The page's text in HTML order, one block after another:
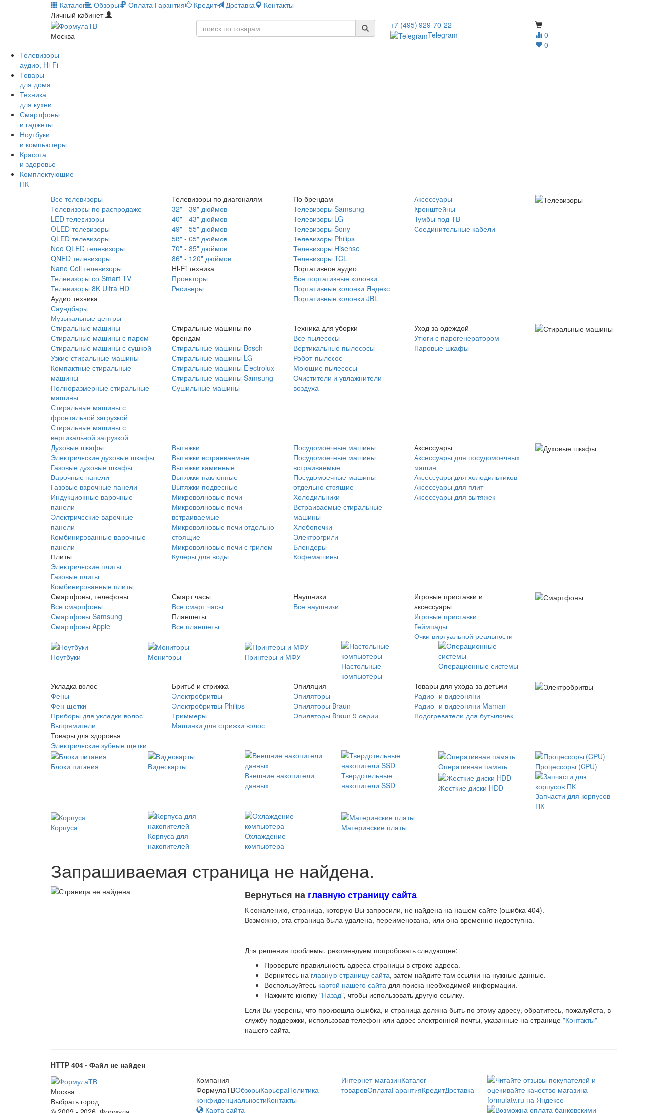
Каталог Обзоры Оплата Гарантия Кредит Доставка
Контакты
Личный кабинет
Москва
0
0
+7 (495) 929-70-22
Telegram
Телевизоры
аудио, Hi-Fi
Товары
для дома
Техника
для кухни
Смартфоны
и гаджеты
Ноутбуки
и компьютеры
Красота
и здоровье
Комплектующие
ПК
Все телевизоры
Телевизоры по распродаже
LED телевизоры
OLED телевизоры
QLED телевизоры
Neo QLED телевизоры
QNED телевизоры
Nano Cell телевизоры
Телевизоры со Smart TV
Телевизоры 8K Ultra HD
Аудио техника
Саундбары
Музыкальные центры
Телевизоры по диагоналям
32" - 39" дюймов
40" - 43" дюймов
49" - 55" дюймов
58" - 65" дюймов
70" - 85" дюймов
86" - 120" дюймов
Hi-Fi техника
Проекторы
Ресиверы
По брендам
Телевизоры Samsung
Телевизоры LG
Телевизоры Sony
Телевизоры Philips
Телевизоры Hisense
Телевизоры TCL
Портативное аудио
Все портативные колонки
Портативные колонки Яндекс
Портативные колонки JBL
Аксессуары
Кронштейны
Тумбы под ТВ
Соединительные кабели
Стиральные машины
Стиральные машины с паром
Стиральные машины с сушкой
Узкие стиральные машины
Компактные стиральные
машины
Полноразмерные стиральные
машины
Стиральные машины с
фронтальной загрузкой
Стиральные машины с
вертикальной загрузкой
Стиральные машины по
брендам
Стиральные машины Bosch
Стиральные машины LG
Стиральные машины Electrolux
Стиральные машины Samsung
Сушильные машины
Техника для уборки
Все пылесосы
Вертикальные пылесосы
Робот-пылесос
Моющие пылесосы
Очистители и увлажнители
воздуха
Уход за одеждой
Утюги с парогенератором
Паровые шкафы
Духовые шкафы
Электрические духовые шкафы
Газовые духовые шкафы
Варочные панели
Газовые варочные панели
Индукционные варочные
панели
Электрические варочные
панели
Комбинированные варочные
панели
Плиты
Электрические плиты
Газовые плиты
Комбинированные плиты
Вытяжки
Вытяжки встраеваемые
Вытяжки каминные
Вытяжки наклонные
Вытяжки подвесные
Микроволновые печи
Микроволновые печи
встраиваемые
Микроволновые печи отдельно
стоящие
Микроволновые печи с грилем
Кулеры для воды
Посудомоечные машины
Посудомоечные машины
встраиваемые
Посудомоечные машины
отдельно стоящие
Холодильники
Встраиваемые стиральные
машины
Хлебопечки
Электрогрили
Блендеры
Кофемашины
Аксессуары
Аксессуары для посудомоечных
машин
Аксессуары для холодильников
Аксессуары для плит
Аксессуары для вытяжек
Смартфоны, телефоны
Все смартфоны
Смартфоны Samsung
Смартфоны Apple
Смарт часы
Все смарт часы
Планшеты
Все планшеты
Наушники
Все наушники
Игровые приставки и
аксессуары
Игровые приставки
Геймпады
Очки виртуальной реальности
Ноутбуки Мониторы
Принтеры и МФУ
Настольные
компьютеры
Операционные системы
Укладка волос
Фены
Фен-щетки
Приборы для укладки волос
Выпрямители
Товары для здоровья
Электрические зубные щетки
Бритьё и стрижка
Электробритвы
Электробритвы Philips
Триммеры
Машинки для стрижки волос
Эпиляция
Эпиляторы
Эпиляторы Braun
Эпиляторы Braun 9 серии
Товары для ухода за детьми
Радио- и видеоняни
Радио- и видеоняни Maman
Подогреватели для бутылочек
Блоки питания
Видеокарты
Внешние накопители
данных
Твердотельные
накопители SSD
Оперативная память Процессоры (CPU)
Жесткие диски HDD
Запчасти для корпусов
ПК
Корпуса
Корпуса для
накопителей
Охлаждение
компьютера
Материнские платы
Запрашиваемая страница не найдена.
Вернуться на главную страницу сайта
К сожалению, страница, которую Вы запросили, не найдена на нашем сайте (ошибка 404).
Возможно, эта страница была удалена, переименована, или она временно недоступна.
Для решения проблемы, рекомендуем попробовать следующее:
Проверьте правильность адреса страницы в строке адреса.
Вернитесь на главную страницу сайта, затем найдите там ссылки на нужные данные.
Воспользуйтесь картой нашего сайта для поиска необходимой информации.
Нажмите кнопку "Назад", чтобы использовать другую ссылку.
Если Вы уверены, что произошла ошибка, и страница должна быть по этому адресу, обратитесь, пожалуйста, в
службу поддержки, использовав телефон или адрес электронной почты, указанные на странице "Контакты"
нашего сайта.
HTTP 404 - Файл не найден
Москва
Выбрать город
© 2009 - 2026. Формула
Компания
ФормулаТВОбзорыКарьераПолитика
конфиденциальностиКонтакты
Интернет-магазинКаталог
товаровОплатаГарантияКредитДоставка
Карта сайта